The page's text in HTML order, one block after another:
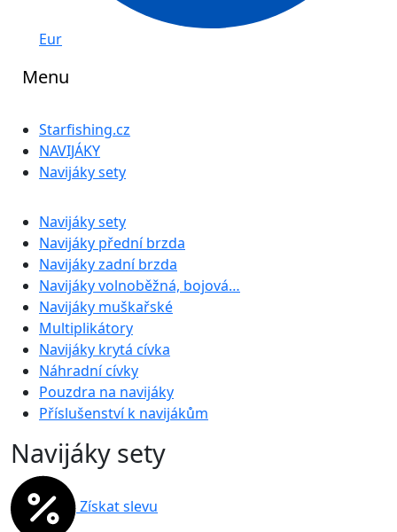
Eur
Menu
Starfishing.cz
NAVIJÁKY
Navijáky sety
Navijáky sety
Navijáky přední brzda
Navijáky zadní brzda
Navijáky volnoběžná, bojová…
Navijáky muškařské
Multiplikátory
Navijáky krytá cívka
Náhradní cívky
Pouzdra na navijáky
Příslušenství k navijákům
Navijáky sety
Získat slevu